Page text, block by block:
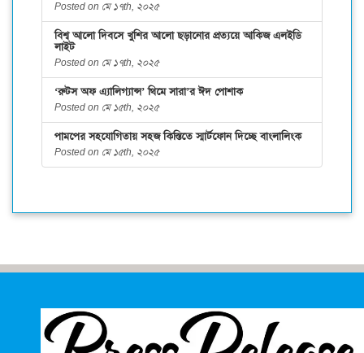
Posted on মে ১৭th, ২০২৫
বিশ্ব আলো দিবসে খুশির আলো ছড়ানোর প্রত্যয়ে আকিজ এলইডি
লাইট
Posted on মে ১৭th, ২০২৫
‘রুটস অফ এ্যালিগ্যান্স’ থিমে সারা’র ঈদ পোশাক
Posted on মে ১৫th, ২০২৫
পামপের সহযোগিতায় সহজ কিস্তিতে স্মার্টফোন দিচ্ছে বাংলালিংক
Posted on মে ১৫th, ২০২৫